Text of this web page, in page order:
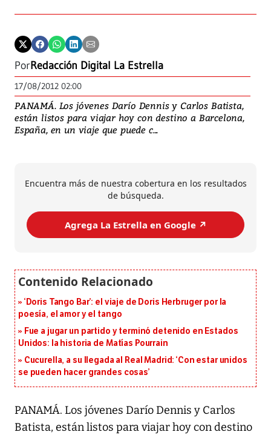
PorRedacción Digital La Estrella
17/08/2012 02:00
PANAMÁ. Los jóvenes Darío Dennis y Carlos Batista,
están listos para viajar hoy con destino a Barcelona,
España, en un viaje que puede c...
Encuentra más de nuestra cobertura en los resultados
de búsqueda.
Agrega La Estrella en Google ↗️
‘Doris Tango Bar’: el viaje de Doris Herbruger por la
poesía, el amor y el tango
Fue a jugar un partido y terminó detenido en Estados
Unidos: la historia de Matías Pourrain
Cucurella, a su llegada al Real Madrid: ‘Con estar unidos
se pueden hacer grandes cosas’
PANAMÁ. Los jóvenes Darío Dennis y Carlos
Batista, están listos para viajar hoy con destino